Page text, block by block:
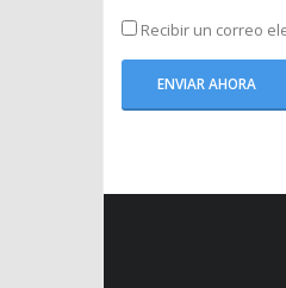
Recibir un correo